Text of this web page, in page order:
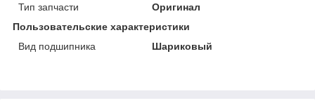
Тип запчасти
Оригинал
Пользовательские характеристики
Вид подшипника
Шариковый